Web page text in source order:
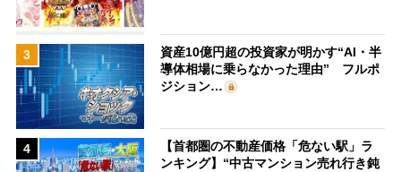
3
資産10億円超の投資家が明かす“AI・半
導体相場に乗らなかった理由” フルポ
ジション…
4
【首都圏の不動産価格「危ない駅」ラ
ンキング】“中古マンション売れ行き鈍